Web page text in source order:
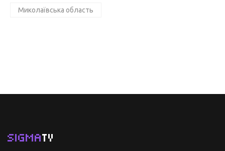
Миколаївська область
SIGMATV